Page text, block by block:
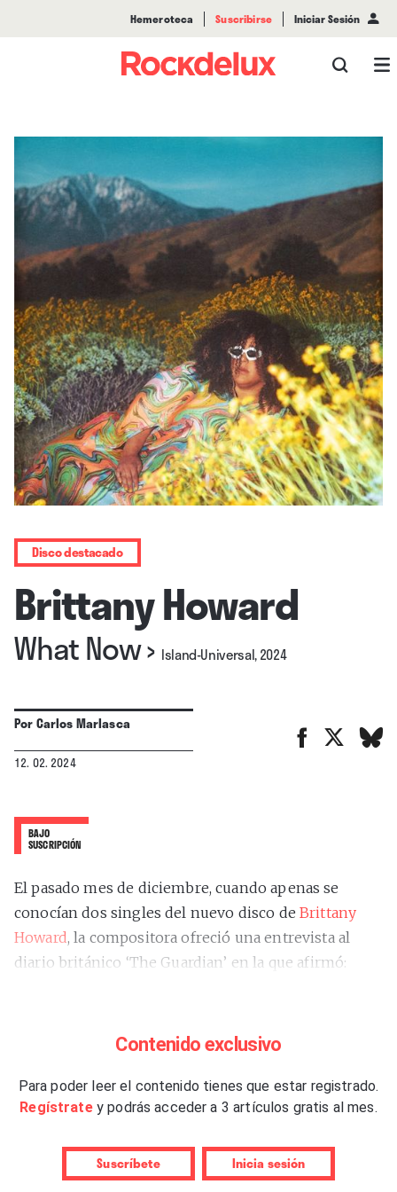
Hemeroteca Suscribirse Iniciar Sesión
Disco destacado
Brittany Howard
What Now› Island-Universal, 2024
PorCarlos Marlasca
12. 02. 2024
BAJO
SUSCRIPCIÓN
El pasado mes de diciembre, cuando apenas se
conocían dos singles del nuevo disco de Brittany
Howard, la compositora ofreció una entrevista al
diario británico ‘The Guardian’ en la que afirmó:
proyectos de los que ha formado parte con solo 35
nombre en los créditos de diferentes álbumes ha
sido su obstinación en ampliar sus límites artísticos
le valió cuatro Grammys en sus tiempos con
Alabama Shakes y otros cinco con su primer disco
Contenido exclusivo
Para poder leer el contenido tienes que estar registrado.
Regístrate y podrás acceder a 3 artículos gratis al mes.
Suscríbete Inicia sesión